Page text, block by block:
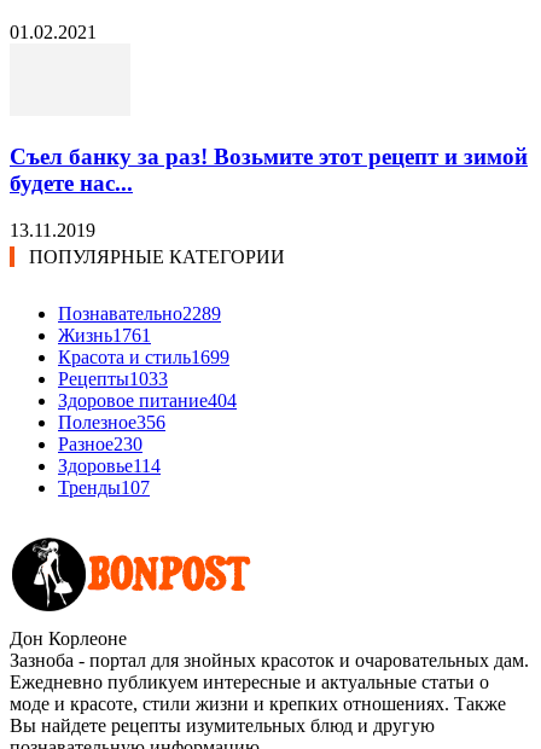
01.02.2021
Съел банку за раз! Возьмите этот рецепт и зимой
будете нас...
13.11.2019
ПОПУЛЯРНЫЕ КАТЕГОРИИ
Познавательно2289
Жизнь1761
Красота и стиль1699
Рецепты1033
Здоровое питание404
Полезное356
Разное230
Здоровье114
Тренды107
Дон Корлеоне
Зазноба - портал для знойных красоток и очаровательных дам.
Ежедневно публикуем интересные и актуальные статьи о
моде и красоте, стили жизни и крепких отношениях. Также
Вы найдете рецепты изумительных блюд и другую